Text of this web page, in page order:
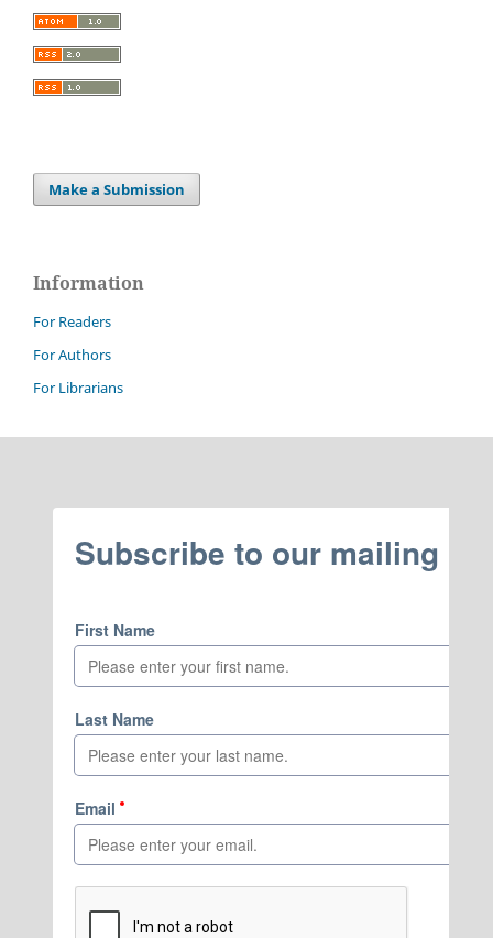
Make a Submission
Information
For Readers
For Authors
For Librarians